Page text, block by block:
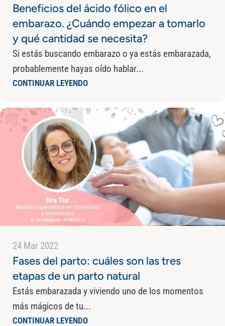
Beneficios del ácido fólico en el
embarazo. ¿Cuándo empezar a tomarlo
y qué cantidad se necesita?
Si estás buscando embarazo o ya estás embarazada,
probablemente hayas oído hablar...
CONTINUAR LEYENDO
24 Mar 2022
Fases del parto: cuáles son las tres
etapas de un parto natural
Estás embarazada y viviendo uno de los momentos
más mágicos de tu...
CONTINUAR LEYENDO